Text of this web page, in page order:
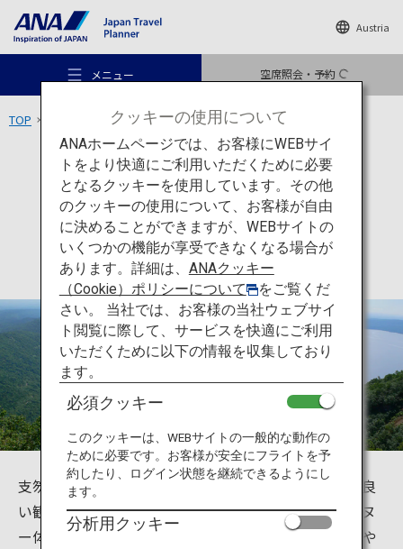
Austria
メニュー 空席照会・予約
おすすめの旅
旅のアイデア
行き先
旅のお役立ち情報
ANA サービス
TOP 北海道エリア 支笏湖
アクティビティ 北海道
支笏湖
支笏湖は北海道千歳市にあり、札幌からのアクセスも良
い観光地です。美しい山々の自然を堪能しながらのカヌ
ー体験、カヤックなどの湖レジャーから、定期観光船や
クッキーの使用について
ANAホームページでは、お客様にWEBサイ
トをより快適にご利用いただくために必要
となるクッキーを使用しています。その他
のクッキーの使用について、お客様が自由
に決めることができますが、WEBサイトの
いくつかの機能が享受できなくなる場合が
あります。詳細は、 ANAクッキー
（Cookie）ポリシーについて
をご覧くだ
さい。 当社では、お客様の当社ウェブサイ
ト閲覧に際して、サービスを快適にご利用
いただくために以下の情報を収集しており
ます。
必須クッキー
このクッキーは、WEBサイトの一般的な動作の
ために必要です。お客様が安全にフライトを予
約したり、ログイン状態を継続できるようにし
ます。
分析用クッキー